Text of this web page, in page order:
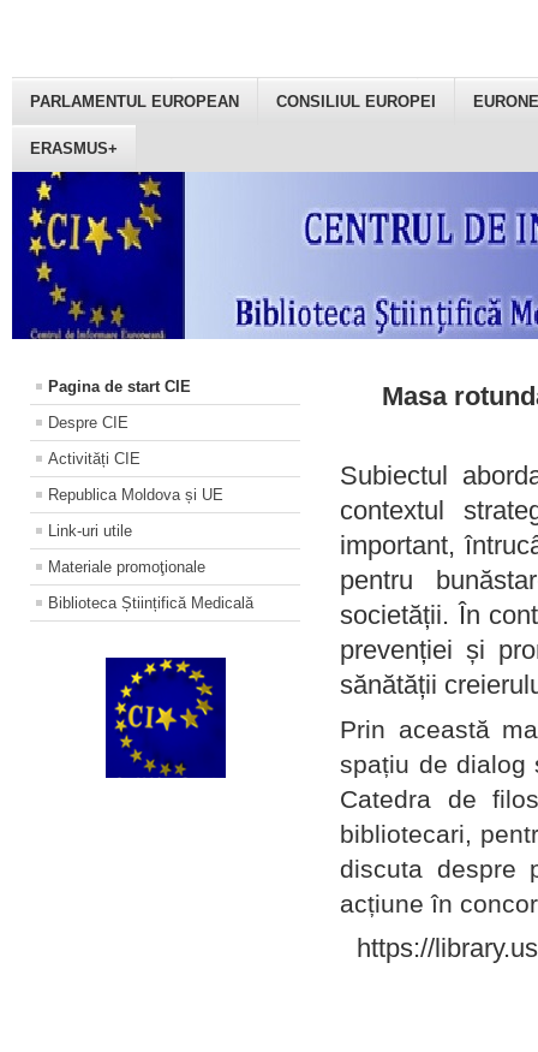
PARLAMENTUL EUROPEAN CONSILIUL EUROPEI
ERASMUS+
Pagina de start CIE
Despre CIE
Activități CIE
Republica Moldova și UE
Link-uri utile
Materiale promoţionale
Biblioteca Științifică Medicală
Masa
Subiectul
contextul
important,
pentru
societății. În
prevenției și
sănătății
Prin această
spațiu de dialog
Catedra de
bibliotecari,
discuta despre
acțiune în
https://